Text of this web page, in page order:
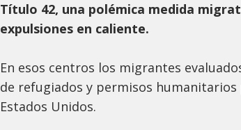
Título 42, una polémica medida
expulsiones en caliente.
En esos centros los migrantes
de refugiados y permisos
Estados Unidos.